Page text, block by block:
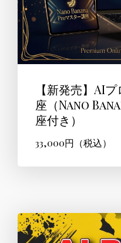
【新発売】AI
座（Nano
座付き）
33,000円（税込）